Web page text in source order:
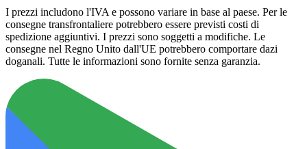
I prezzi includono l'IVA e possono variare in base al paese. Per le
consegne transfrontaliere potrebbero essere previsti costi di
spedizione aggiuntivi. I prezzi sono soggetti a modifiche. Le
consegne nel Regno Unito dall'UE potrebbero comportare dazi
doganali. Tutte le informazioni sono fornite senza garanzia.